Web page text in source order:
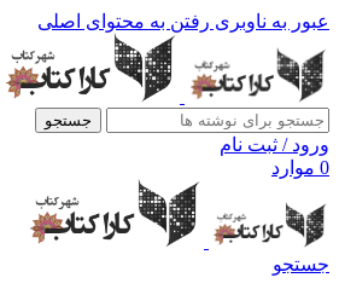
عبور به ناوبری رفتن به محتوای اصلی
جستجو
ورود / ثبت نام
0 موارد
جستجو